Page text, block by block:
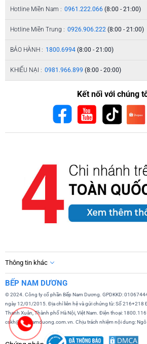
Hotline Miền Nam : 0961.222.066 (8:00 - 21:00)
Hotline Miền Trung : 0926.906.222 (8:00 - 21:00)
BẢO HÀNH : 1800.6994 (8:00 - 21:00)
KHIẾU NẠI : 0981.966.899 (8:00 - 20:00)
Kết nối với chúng
Thông tin khác
BẾP NAM DƯƠNG
© 2024. Công ty cổ phần Bếp Nam Dương. GPDKKD:
ngày 12/01/2015. Địa chỉ liên hệ và gửi chứng từ: Số 216+218
Thanh Xuân, Thành phố Hà Nội, Việt Nam. Điện thoại:
cskh@bepnamduong.com.vn. Chịu trách nhiệm nội dung: Ngô